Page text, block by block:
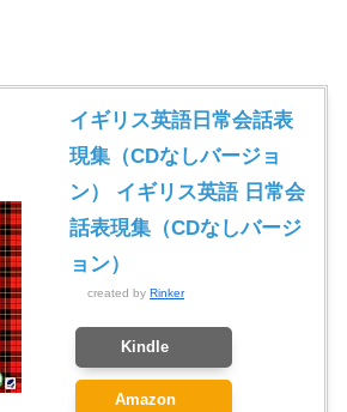
イギリス英語日常会話表
現集（CDなしバージョ
ン） イギリス英語 日常会
話表現集（CDなしバージ
ョン）
created by Rinker
Kindle
Amazon